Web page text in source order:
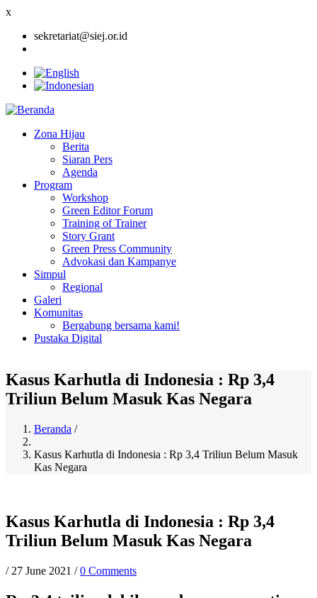
x
sekretariat@siej.or.id
navigation
Zona Hijau
Berita
Siaran Pers
Agenda
Program
Workshop
Green Editor Forum
Training of Trainer
Story Grant
Green Press Community
Advokasi dan Kampanye
Simpul
Regional
Galeri
Komunitas
Bergabung bersama kami!
Pustaka Digital
Kasus Karhutla di Indonesia : Rp 3,4
Triliun Belum Masuk Kas Negara
Breadcrumb
Beranda /
Kasus Karhutla di Indonesia : Rp 3,4 Triliun Belum Masuk
Kas Negara
Kasus Karhutla di Indonesia : Rp 3,4
Triliun Belum Masuk Kas Negara
/ 27 June 2021 /0 Comments